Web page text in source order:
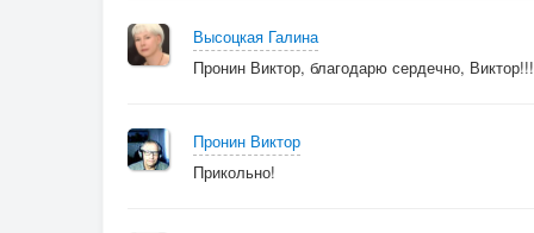
[Финал]
Не пугайся…
Не беги.
Высоцкая Галина
Пронин Виктор, благодарю сердечно, Виктор!!!
Пронин Виктор
Прикольно!